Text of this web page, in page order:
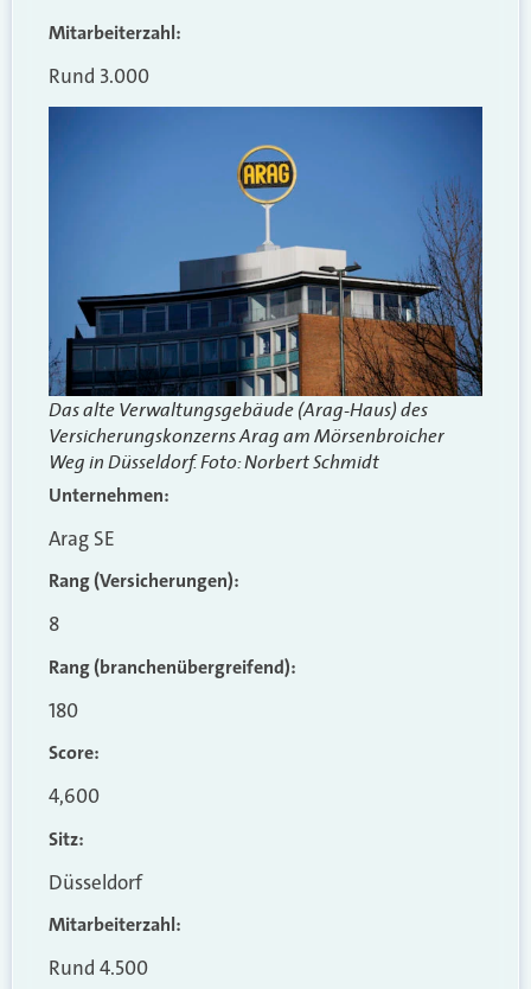
Mitarbeiterzahl:
Rund 3.000
Das alte Verwaltungsgebäude (Arag-Haus) des
Versicherungskonzerns Arag am Mörsenbroicher
Weg in Düsseldorf. Foto: Norbert Schmidt
Unternehmen:
Arag SE
Rang (Versicherungen):
8
Rang (branchenübergreifend):
180
Score:
4,600
Sitz:
Düsseldorf
Mitarbeiterzahl:
Rund 4.500